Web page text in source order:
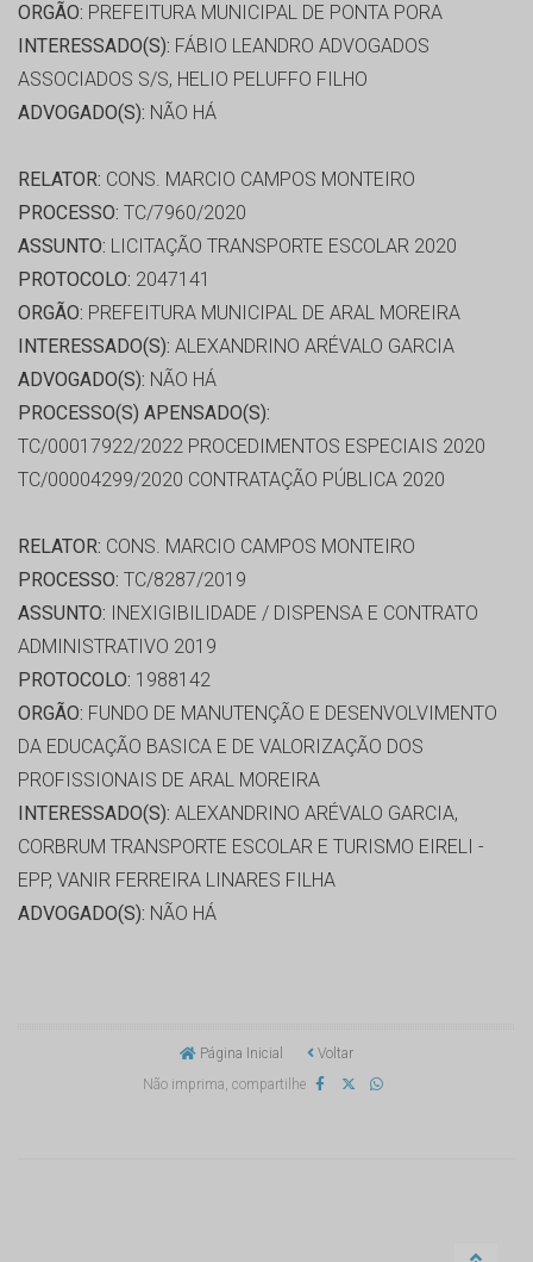
ORGÃO: PREFEITURA MUNICIPAL DE PONTA PORA
INTERESSADO(S): FÁBIO LEANDRO ADVOGADOS
ASSOCIADOS S/S, HELIO PELUFFO FILHO
ADVOGADO(S): NÃO HÁ
RELATOR: CONS. MARCIO CAMPOS MONTEIRO
PROCESSO: TC/7960/2020
ASSUNTO: LICITAÇÃO TRANSPORTE ESCOLAR 2020
PROTOCOLO: 2047141
ORGÃO: PREFEITURA MUNICIPAL DE ARAL MOREIRA
INTERESSADO(S): ALEXANDRINO ARÉVALO GARCIA
ADVOGADO(S): NÃO HÁ
PROCESSO(S) APENSADO(S):
TC/00017922/2022 PROCEDIMENTOS ESPECIAIS 2020
TC/00004299/2020 CONTRATAÇÃO PÚBLICA 2020
RELATOR: CONS. MARCIO CAMPOS MONTEIRO
PROCESSO: TC/8287/2019
ASSUNTO: INEXIGIBILIDADE / DISPENSA E CONTRATO
ADMINISTRATIVO 2019
PROTOCOLO: 1988142
ORGÃO: FUNDO DE MANUTENÇÃO E DESENVOLVIMENTO
DA EDUCAÇÃO BASICA E DE VALORIZAÇÃO DOS
PROFISSIONAIS DE ARAL MOREIRA
INTERESSADO(S): ALEXANDRINO ARÉVALO GARCIA,
CORBRUM TRANSPORTE ESCOLAR E TURISMO EIRELI -
EPP, VANIR FERREIRA LINARES FILHA
ADVOGADO(S): NÃO HÁ
Página Inicial
Voltar
Não imprima, compartilhe